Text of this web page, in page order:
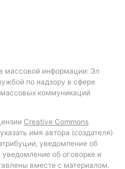
массовой информации: Эл
по надзору в сфере
коммуникаций
Creative Commons
имя автора (создателя)
уведомление об
уведомление об оговорке и
вместе с материалом.